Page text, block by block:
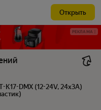
Открыть
РЕКЛАМА
K17-DMX (12-24V, 24x3A)